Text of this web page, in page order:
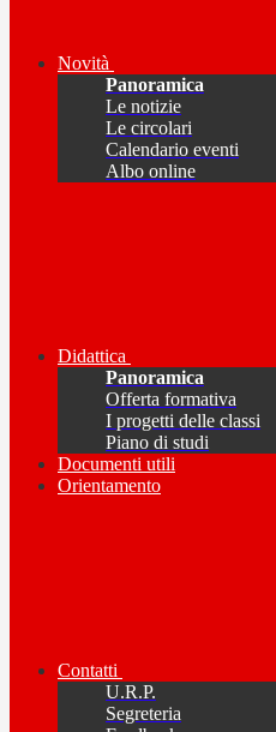
Novità
Panoramica
Le notizie
Le circolari
Calendario eventi
Albo online
Didattica
Panoramica
Offerta formativa
I progetti delle classi
Piano di studi
Documenti utili
Orientamento
Contatti
U.R.P.
Segreteria